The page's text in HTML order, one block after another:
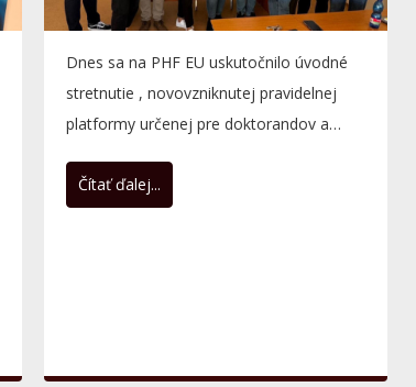
Dnes sa na PHF EU uskutočnilo úvodné
stretnutie , novovzniknutej pravidelnej
platformy určenej pre doktorandov a
Čítať ďalej...